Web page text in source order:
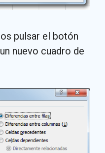
pulsar el botón
nuevo cuadro de